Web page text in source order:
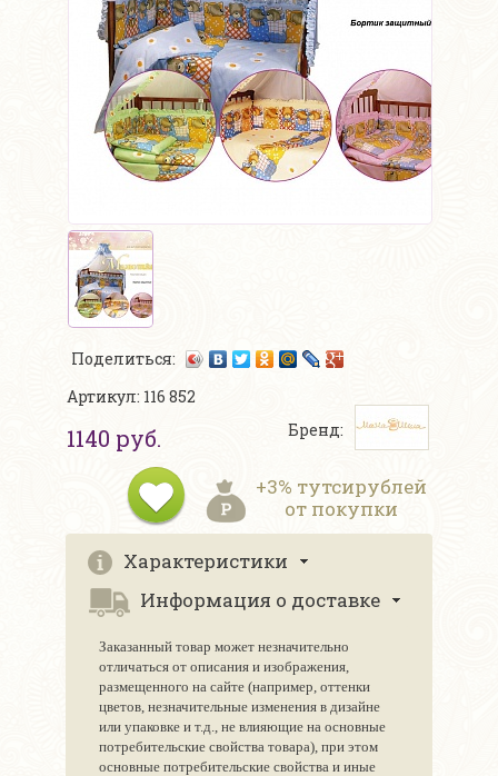
Поделиться:
Артикул: 116 852
1140 руб. Бренд:
+3% тутсирублей
от покупки
Характеристики
Информация о доставке
Заказанный товар может незначительно
отличаться от описания и изображения,
размещенного на сайте (например, оттенки
цветов, незначительные изменения в дизайне
или упаковке и т.д., не влияющие на основные
потребительские свойства товара), при этом
основные потребительские свойства и иные